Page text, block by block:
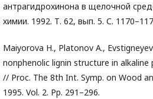
антрагидрохинона в щелочной
химии. 1992. Т. 62, вып. 5. С.
Maiyorova H., Platonov A.,
nonphenolic lignin structure in
// Proc. The 8th Int. Symp. on Wood
1995. Vol. 2. Рp. 291–296.